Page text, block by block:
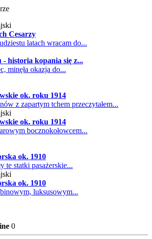
Cesarzy
latach wracam do...
- historia kopania się z...
minęła okazja do...
ok. roku 1914
z zapartym tchem przeczytałem...
ok. roku 1914
bocznokołowcem...
ok. 1910
te statki pasażerskie...
ok. 1910
luksusowym...
0